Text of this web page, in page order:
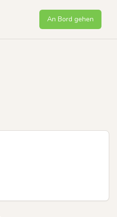
An Bord gehen